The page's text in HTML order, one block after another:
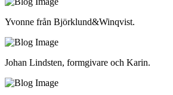
Yvonne från Björklund&Winqvist.
Johan Lindsten, formgivare och Karin.